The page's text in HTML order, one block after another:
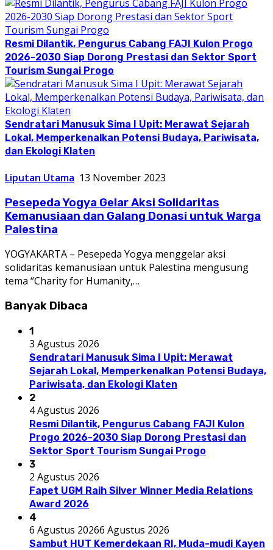
Resmi Dilantik, Pengurus Cabang FAJI Kulon Progo
2026-2030 Siap Dorong Prestasi dan Sektor Sport
Tourism Sungai Progo
Sendratari Manusuk Sima I Upit: Merawat Sejarah
Lokal, Memperkenalkan Potensi Budaya, Pariwisata,
dan Ekologi Klaten
Liputan Utama 13 November 2023
Pesepeda Yogya Gelar Aksi Solidaritas
Kemanusiaan dan Galang Donasi untuk Warga
Palestina
YOGYAKARTA – Pesepeda Yogya menggelar aksi
solidaritas kemanusiaan untuk Palestina mengusung
tema “Charity for Humanity,…
Banyak Dibaca
1
3 Agustus 2026
Sendratari Manusuk Sima I Upit: Merawat
Sejarah Lokal, Memperkenalkan Potensi Budaya,
Pariwisata, dan Ekologi Klaten
2
4 Agustus 2026
Resmi Dilantik, Pengurus Cabang FAJI Kulon
Progo 2026-2030 Siap Dorong Prestasi dan
Sektor Sport Tourism Sungai Progo
3
2 Agustus 2026
Fapet UGM Raih Silver Winner Media Relations
Award 2026
4
6 Agustus 20266 Agustus 2026
Sambut HUT Kemerdekaan RI, Muda-mudi Kayen